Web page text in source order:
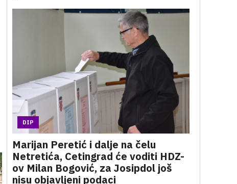
DIP
Marijan Peretić i dalje na čelu
Netretića, Cetingrad će voditi HDZ-
ov Milan Bogović, za Josipdol još
nisu objavljeni podaci